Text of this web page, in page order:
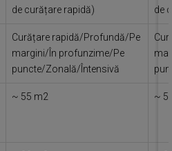
de curățare rapidă) de
Curățare rapidă/Profundă/Pe
margini/În profunzime/Pe
puncte/Zonală/Întensivă
~ 55 m2 ~